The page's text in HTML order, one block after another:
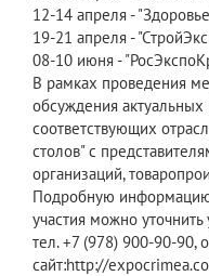
12-14 апреля -
19-21 апреля -
08-10 июня -
В рамках проведения
обсуждения актуальных
соответствующих
столов" с
организаций,
Подробную информацию
участия можно
тел. +7 (978) 900-90-90,
сайт:http://